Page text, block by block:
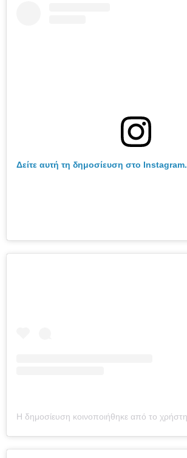
Δείτε αυτή τη δημοσίευση στο Instagram.